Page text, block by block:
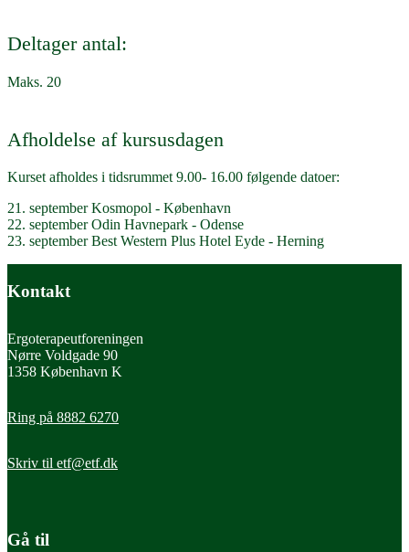
Deltager antal:
Maks. 20
Afholdelse af kursusdagen
Kurset afholdes i tidsrummet 9.00- 16.00 følgende datoer:
21. september Kosmopol - København
22. september Odin Havnepark - Odense
23. september Best Western Plus Hotel Eyde - Herning
Kontakt
Ergoterapeutforeningen
Nørre Voldgade 90
1358 København K
Ring på 8882 6270
Skriv til etf@etf.dk
Gå til